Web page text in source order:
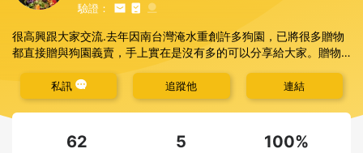
驗證：
很高興跟大家交流.去年因南台灣淹水重創許多狗園，已將很多贈物
都直接贈與狗園義賣，手上實在是沒有多的可以分享給大家。贈物
獲贈後若3天內未匯款或不聞不問則自動轉贈.不另行通
知，歡迎合併省運費.我會裝到滿箱為止
私訊 追蹤他 連結
62 5 100%